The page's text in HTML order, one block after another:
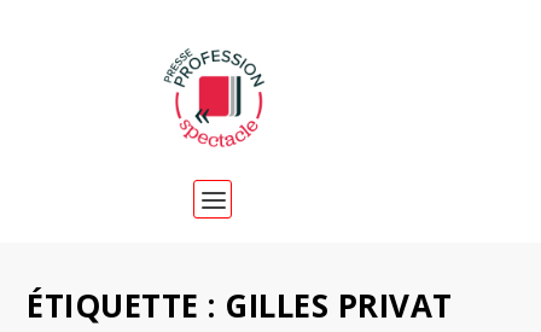
ÉTIQUETTE : GILLES PRIVAT